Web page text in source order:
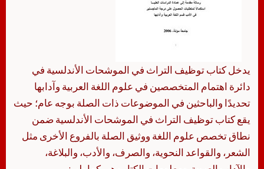
يدخل كتاب توظيف التراث في الموشحات الأندلسية في
دائرة اهتمام المتخصصين في علوم اللغة العربية وآدابها
تحديدًا والباحثين في الموضوعات ذات الصلة بوجه عام؛ حيث
يقع كتاب توظيف التراث في الموشحات الأندلسية ضمن
نطاق تخصص علوم اللغة ووثيق الصلة بالفروع الأخرى مثل
الشعر، والقواعد النحوية، والصرف، والأدب، والبلاغة،